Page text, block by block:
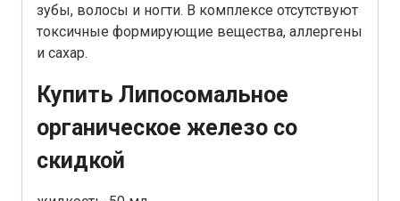
зубы, волосы и ногти. В комплексе отсутствуют
токсичные формирующие вещества, аллергены
и сахар.
Купить Липосомальное
органическое железо со
скидкой